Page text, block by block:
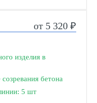
от 5 320 ₽
изделия в
бетона
5 шт